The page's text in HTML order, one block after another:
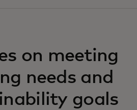
on meeting
needs and
goals